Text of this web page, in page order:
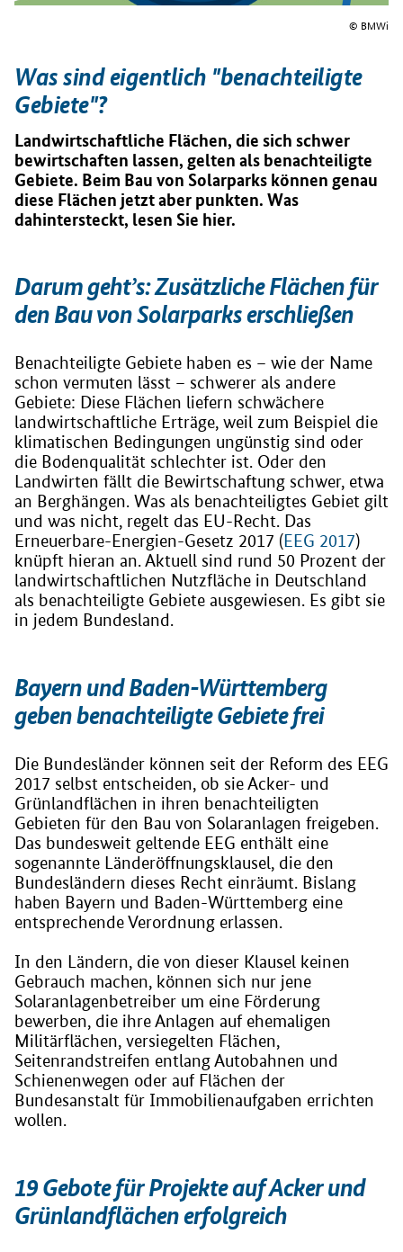
© BMWi
Was sind eigentlich "benachteiligte
Gebiete"?
Landwirtschaftliche Flächen, die sich schwer
bewirtschaften lassen, gelten als benachteiligte
Gebiete. Beim Bau von Solarparks können genau
diese Flächen jetzt aber punkten. Was
dahintersteckt, lesen Sie hier.
Darum geht’s: Zusätzliche Flächen für
den Bau von Solarparks erschließen
Benachteiligte Gebiete haben es – wie der Name
schon vermuten lässt – schwerer als andere
Gebiete: Diese Flächen liefern schwächere
landwirtschaftliche Erträge, weil zum Beispiel die
klimatischen Bedingungen ungünstig sind oder
die Bodenqualität schlechter ist. Oder den
Landwirten fällt die Bewirtschaftung schwer, etwa
an Berghängen. Was als benachteiligtes Gebiet gilt
und was nicht, regelt das EU-Recht. Das
Erneuerbare-Energien-Gesetz 2017 (EEG 2017)
knüpft hieran an. Aktuell sind rund 50 Prozent der
landwirtschaftlichen Nutzfläche in Deutschland
als benachteiligte Gebiete ausgewiesen. Es gibt sie
in jedem Bundesland.
Bayern und Baden-Württemberg
geben benachteiligte Gebiete frei
Die Bundesländer können seit der Reform des EEG
2017 selbst entscheiden, ob sie Acker- und
Grünlandflächen in ihren benachteiligten
Gebieten für den Bau von Solaranlagen freigeben.
Das bundesweit geltende EEG enthält eine
sogenannte Länderöffnungsklausel, die den
Bundesländern dieses Recht einräumt. Bislang
haben Bayern und Baden-Württemberg eine
entsprechende Verordnung erlassen.
In den Ländern, die von dieser Klausel keinen
Gebrauch machen, können sich nur jene
Solaranlagenbetreiber um eine Förderung
bewerben, die ihre Anlagen auf ehemaligen
Militärflächen, versiegelten Flächen,
Seitenrandstreifen entlang Autobahnen und
Schienenwegen oder auf Flächen der
Bundesanstalt für Immobilienaufgaben errichten
wollen.
19 Gebote für Projekte auf Acker und
Grünlandflächen erfolgreich